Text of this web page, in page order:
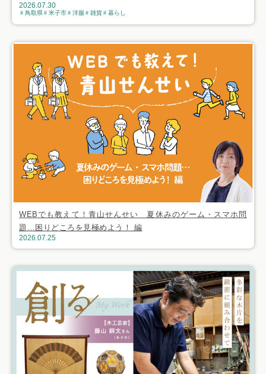
2026.07.30
鳥取県 米子市 洋服 雑貨 暮らし
WEBでも教えて！青山せんせい 夏休みのゲーム・スマホ問
題…困りどころを見極めよう！ 編
2026.07.25